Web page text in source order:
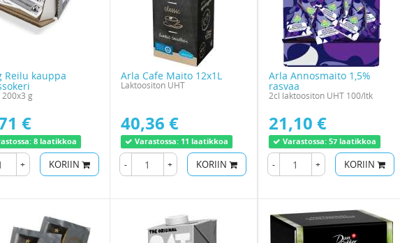
Reilu kauppa
g
€
8 laatikkoa
+ KORIIN
Arla Cafe Maito 12x1L
Laktoositon UHT
40,36 €
Varastossa: 11 laatikkoa
- + KORIIN
Arla Annosmaito 1,5%
rasvaa
2cl laktoositon UHT 100/ltk
21,10 €
Varastossa: 57 laatikkoa
- + KORIIN